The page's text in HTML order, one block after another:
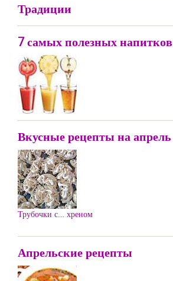
Традиции
7 самых полезных напитков
Вкусные рецепты на апрель
Трубочки с… хреном
Апрельские рецепты